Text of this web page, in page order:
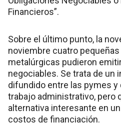
Financieros”.
Sobre el último punto, la
noviembre cuatro
metalúrgicas pudieron
negociables. Se trata de un
difundido entre las pymes
trabajo administrativo, pero
alternativa interesante en
costos de financiación.